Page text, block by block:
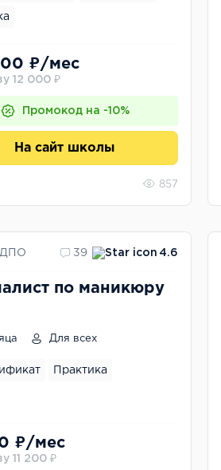
₽/мес
12 000 ₽
Промокод на -10%
На сайт школы
857
39 4.6
по маникюру
Для всех
Практика
₽/мес
11 200 ₽